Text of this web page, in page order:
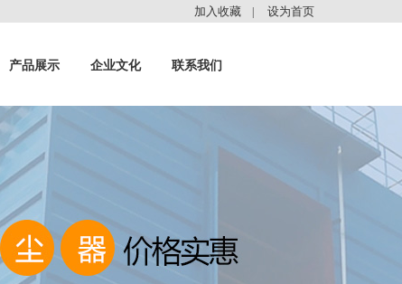
加入收藏 设为首页
产品展示 企业文化 联系我们